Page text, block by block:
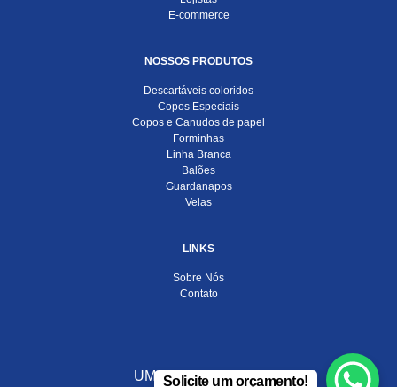
E-commerce
NOSSOS PRODUTOS
Descartáveis coloridos
Copos Especiais
Copos e Canudos de papel
Forminhas
Linha Branca
Balões
Guardanapos
Velas
LINKS
Sobre Nós
Contato
UMA EMPRESA DO
Solicite um orçamento!